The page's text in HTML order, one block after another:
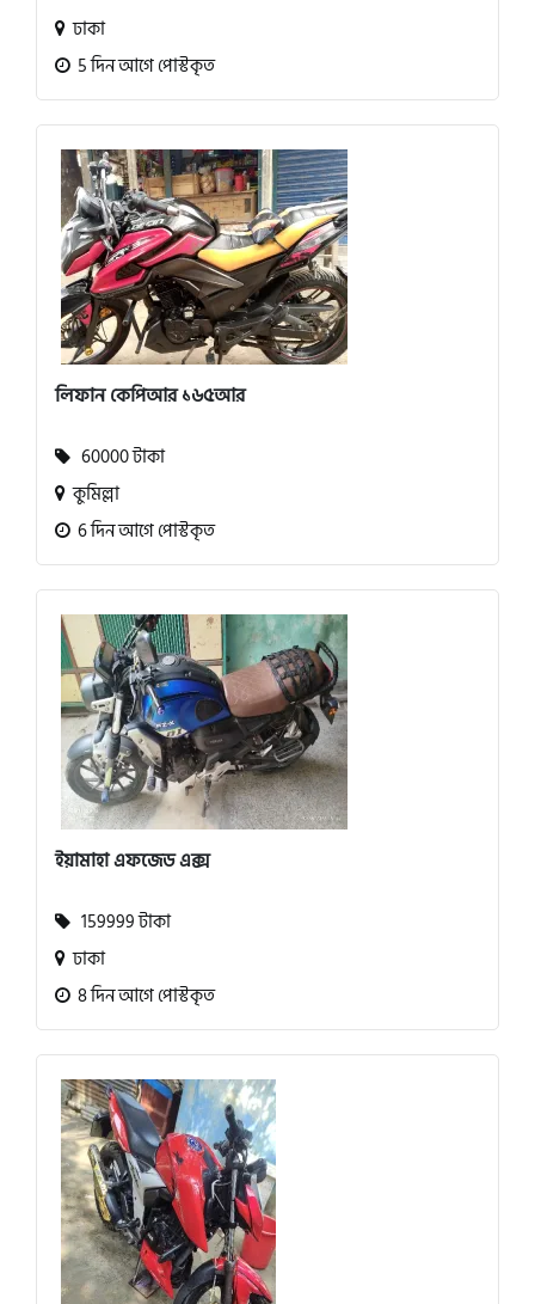
ঢাকা
5 দিন আগে পোস্টকৃত
লিফান কেপিআর ১৬৫আর
60000 টাকা
কুমিল্লা
6 দিন আগে পোস্টকৃত
ইয়ামাহা এফজেড এক্স
159999 টাকা
ঢাকা
8 দিন আগে পোস্টকৃত